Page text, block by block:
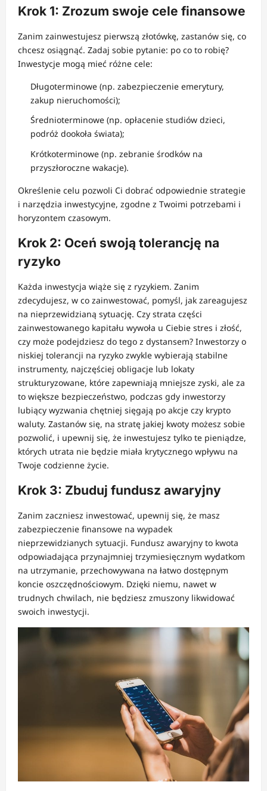
Krok 1: Zrozum swoje cele finansowe
Zanim zainwestujesz pierwszą złotówkę, zastanów się, co
chcesz osiągnąć. Zadaj sobie pytanie: po co to robię?
Inwestycje mogą mieć różne cele:
Długoterminowe (np. zabezpieczenie emerytury,
zakup nieruchomości);
Średnioterminowe (np. opłacenie studiów dzieci,
podróż dookoła świata);
Krótkoterminowe (np. zebranie środków na
przyszłoroczne wakacje).
Określenie celu pozwoli Ci dobrać odpowiednie strategie
i narzędzia inwestycyjne, zgodne z Twoimi potrzebami i
horyzontem czasowym.
Krok 2: Oceń swoją tolerancję na
ryzyko
Każda inwestycja wiąże się z ryzykiem. Zanim
zdecydujesz, w co zainwestować, pomyśl, jak zareagujesz
na nieprzewidzianą sytuację. Czy strata części
zainwestowanego kapitału wywoła u Ciebie stres i złość,
czy może podejdziesz do tego z dystansem? Inwestorzy o
niskiej tolerancji na ryzyko zwykle wybierają stabilne
instrumenty, najczęściej obligacje lub lokaty
strukturyzowane, które zapewniają mniejsze zyski, ale za
to większe bezpieczeństwo, podczas gdy inwestorzy
lubiący wyzwania chętniej sięgają po akcje czy krypto
waluty. Zastanów się, na stratę jakiej kwoty możesz sobie
pozwolić, i upewnij się, że inwestujesz tylko te pieniądze,
których utrata nie będzie miała krytycznego wpływu na
Twoje codzienne życie.
Krok 3: Zbuduj fundusz awaryjny
Zanim zaczniesz inwestować, upewnij się, że masz
zabezpieczenie finansowe na wypadek
nieprzewidzianych sytuacji. Fundusz awaryjny to kwota
odpowiadająca przynajmniej trzymiesięcznym wydatkom
na utrzymanie, przechowywana na łatwo dostępnym
koncie oszczędnościowym. Dzięki niemu, nawet w
trudnych chwilach, nie będziesz zmuszony likwidować
swoich inwestycji.